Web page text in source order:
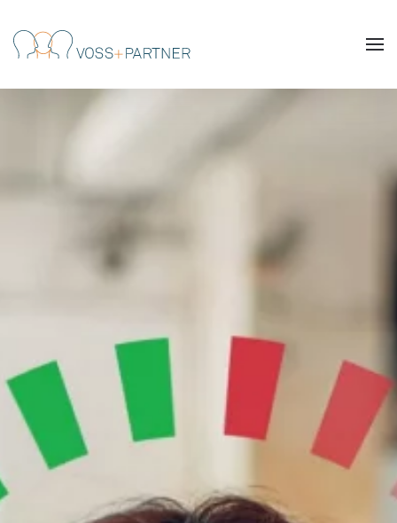
Skip to main content